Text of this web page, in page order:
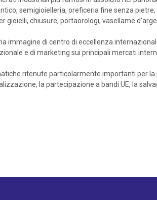
semigioielleria, oreficeria fine senza pietre,
chiusure, portaorologi, vasellame
immagine di centro di eccellenza
e di marketing sui principali mercati
ritenute particolarmente importanti per la
la partecipazione a bandi UE, la